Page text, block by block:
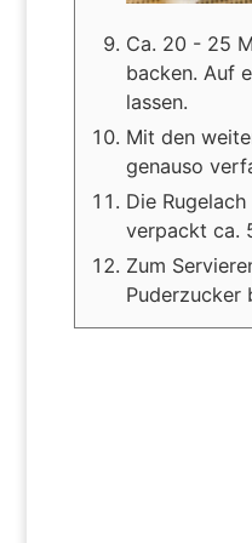
Ca. 20 - 25
backen. Auf
lassen.
Mit den
genauso
Die
verpackt ca.
Zum
Puderzucker